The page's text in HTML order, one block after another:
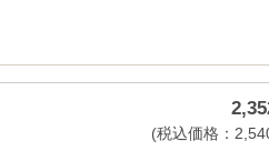
(税込価格：